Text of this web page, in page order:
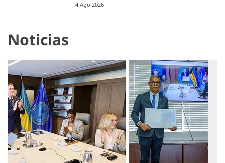
4 Ago 2026
Noticias